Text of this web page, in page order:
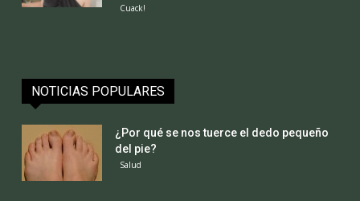
Cuack!
NOTICIAS POPULARES
¿Por qué se nos tuerce el dedo pequeño
del pie?
Salud